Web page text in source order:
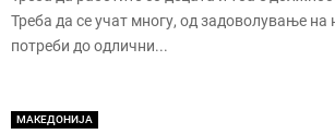
Треба да се учат многу, од задоволување на
потреби до одлични...
МАКЕДОНИЈА